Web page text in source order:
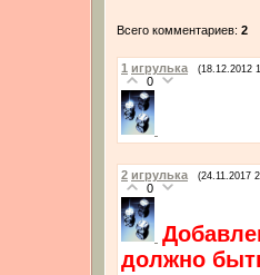
Всего комментариев: 2
1 игрулька (18.12.2012
0
2 игрулька (24.11.2017
0
должно